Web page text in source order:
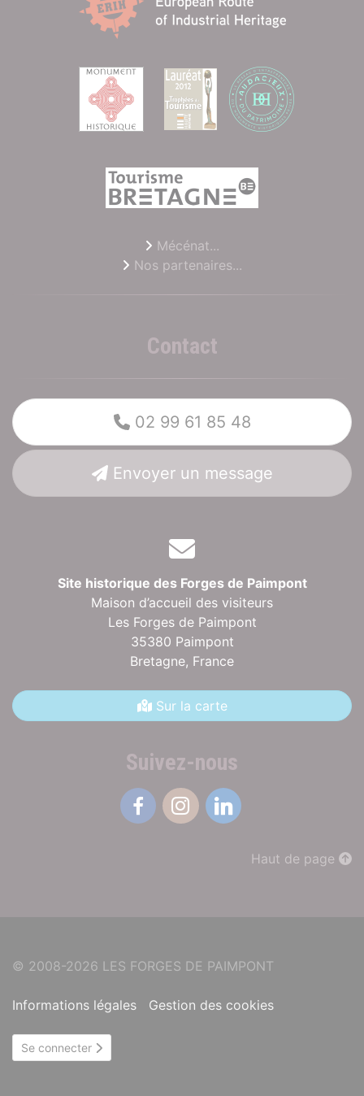
Mécénat...
Nos partenaires...
Contact
02 99 61 85 48
Envoyer un message
Site historique des Forges de Paimpont
Maison d’accueil des visiteurs
Les Forges de Paimpont
35380 Paimpont
Bretagne, France
Sur la carte
Suivez-nous
Haut de page
© 2008-2026 LES FORGES DE PAIMPONT
Informations légales Gestion des cookies
Se connecter